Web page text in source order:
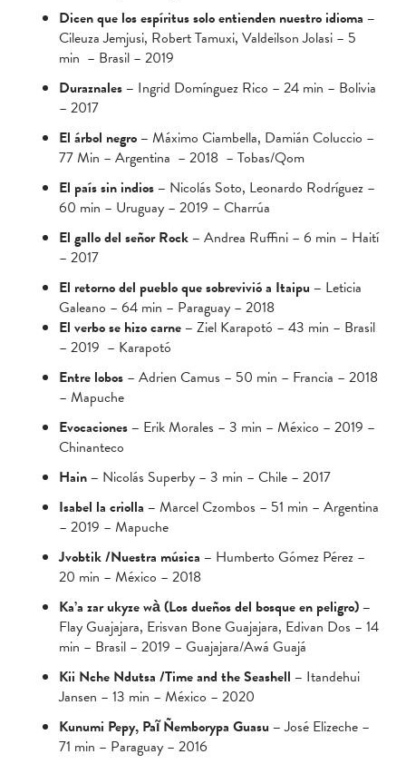
Dicen que los espíritus solo entienden nuestro idioma –
Cileuza Jemjusi, Robert Tamuxi, Valdeilson Jolasi – 5
min – Brasil – 2019
Duraznales – Ingrid Domínguez Rico – 24 min – Bolivia
– 2017
El árbol negro – Máximo Ciambella, Damián Coluccio –
77 Min – Argentina – 2018 – Tobas/Qom
El país sin indios – Nicolás Soto, Leonardo Rodríguez –
60 min – Uruguay – 2019 – Charrúa
El gallo del señor Rock – Andrea Ruffini – 6 min – Haití
– 2017
El retorno del pueblo que sobrevivió a Itaipu – Leticia
Galeano – 64 min – Paraguay – 2018
El verbo se hizo carne – Ziel Karapotó – 43 min – Brasil
– 2019 – Karapotó
Entre lobos – Adrien Camus – 50 min – Francia – 2018
– Mapuche
Evocaciones – Erik Morales – 3 min – México – 2019 –
Chinanteco
Hain – Nicolás Superby – 3 min – Chile – 2017
Isabel la criolla – Marcel Czombos – 51 min – Argentina
– 2019 – Mapuche
Jvobtik /Nuestra música – Humberto Gómez Pérez –
20 min – México – 2018
Ka’a zar ukyze wà (Los dueños del bosque en peligro) –
Flay Guajajara, Erisvan Bone Guajajara, Edivan Dos – 14
min – Brasil – 2019 – Guajajara/Awá Guajá
Kii Nche Ndutsa /Time and the Seashell – Itandehui
Jansen – 13 min – México – 2020
Kunumi Pepy, Paĩ Ñemborypa Guasu –José Elizeche –
71 min – Paraguay – 2016